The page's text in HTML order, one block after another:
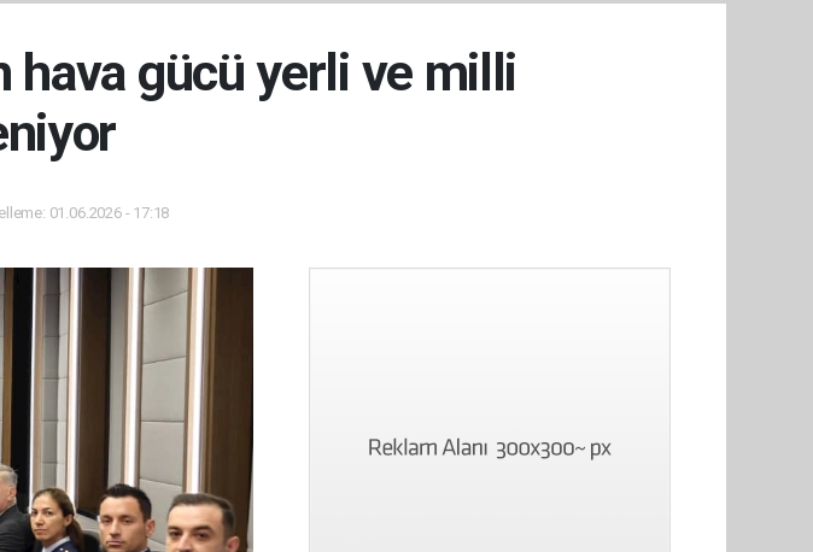
hava gücü yerli ve milli
01.06.2026 - 17:18